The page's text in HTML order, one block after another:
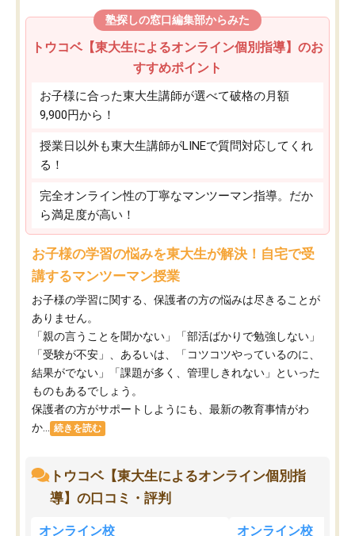
塾探しの窓口編集部からみた
トウコベ【東大生によるオンライン個別指導】のお
すすめポイント
お子様に合った東大生講師が選べて破格の月額
9,900円から！
授業日以外も東大生講師がLINEで質問対応してくれ
る！
完全オンライン性の丁寧なマンツーマン指導。だか
ら満足度が高い！
お子様の学習の悩みを東大生が解決！自宅で受
講するマンツーマン授業
お子様の学習に関する、保護者の方の悩みは尽きることが
ありません。
「親の言うことを聞かない」「部活ばかりで勉強しない」
「受験が不安」、あるいは、「コツコツやっているのに、
結果がでない」「課題が多く、管理しきれない」といった
ものもあるでしょう。
保護者の方がサポートしようにも、最新の教育事情がわ
か...
続きを読む
トウコベ【東大生によるオンライン個別指
導】の口コミ・評判
オンライン校 オンライン校